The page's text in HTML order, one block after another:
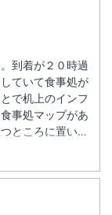
到着が２０時過
ていて食事処が
で机上のインフ
事処マップがあ
ところに置いて